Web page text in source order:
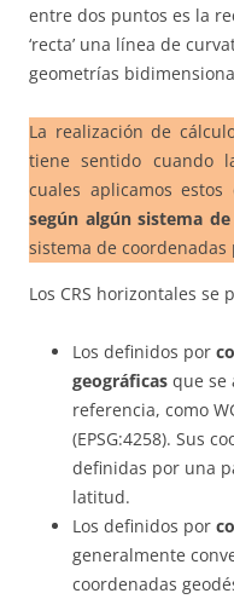
entre dos puntos es la
‘recta’ una línea de
geometrías
La realización de
tiene sentido cuando
cuales aplicamos estos
según algún sistema
sistema de coordenadas
Los CRS horizontales
Los definidos por
geográficas que se
referencia, como
(EPSG:4258). Sus
definidas por una
latitud.
Los definidos por
generalmente
coordenadas